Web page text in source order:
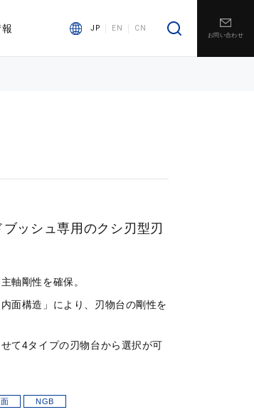
JP EN CN
お問い合わせ
ッシュ専用のクシ刃型刃
軸剛性を確保。
面構造」により、刃物台の剛性を
て4タイプの刃物台から選択が可
NGB